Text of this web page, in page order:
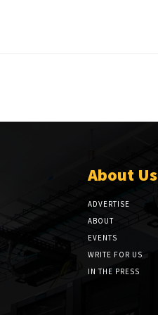
About Us
ADVERTISE
ABOUT
EVENTS
WRITE FOR US
IN THE PRESS